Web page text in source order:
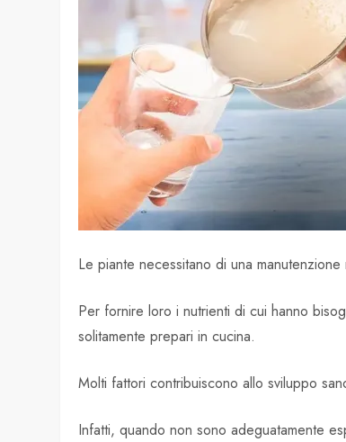
Le piante necessitano di una
Per fornire loro i nutrienti di cui hanno
solitamente prepari in cucina.
Molti fattori contribuiscono allo sviluppo
Infatti, quando non sono adeguatamente